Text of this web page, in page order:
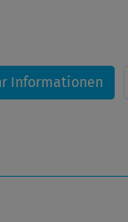
Informationen